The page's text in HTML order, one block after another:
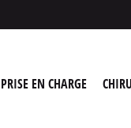
PRISE EN CHARGE